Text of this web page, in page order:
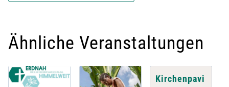
Ähnliche Veranstaltungen
Kirchenpavi